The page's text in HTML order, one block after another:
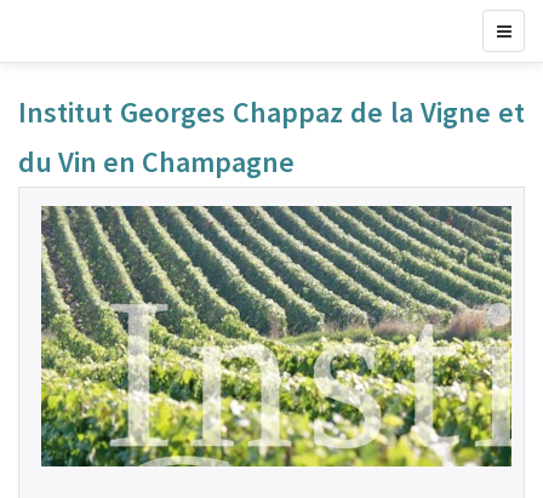
Institut Georges Chappaz de la Vigne et
du Vin en Champagne